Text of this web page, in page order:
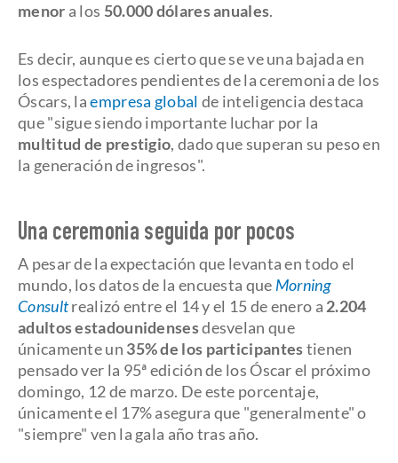
menor a los 50.000 dólares anuales.
Es decir, aunque es cierto que se ve una bajada en
los espectadores pendientes de la ceremonia de los
Óscars, laempresa global de inteligencia destaca
que "sigue siendo importante luchar por la
multitud de prestigio, dado que superan su peso en
la generación de ingresos".
Una ceremonia seguida por pocos
A pesar de la expectación que levanta en todo el
mundo, los datos de la encuesta que Morning
Consultrealizó entre el 14 y el 15 de enero a 2.204
adultos estadounidensesdesvelan que
únicamente un 35% de los participantestienen
pensado ver la 95ª edición de los Óscar el próximo
domingo, 12 de marzo. De este porcentaje,
únicamente el 17% asegura que "generalmente" o
"siempre" ven la gala año tras año.